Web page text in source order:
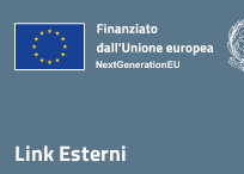
Link Esterni